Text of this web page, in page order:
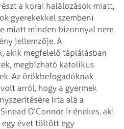
a korai halálozások miatt,
gyerekekkel szembeni
miatt minden bizonnyal nem
jellemzője. A
akik megfelelő táplálásban
megbízható katolikus
Az örökbefogadóknak
arról, hogy a gyermek
írta alá a
O’Connor ír énekes, aki
évet töltött egy